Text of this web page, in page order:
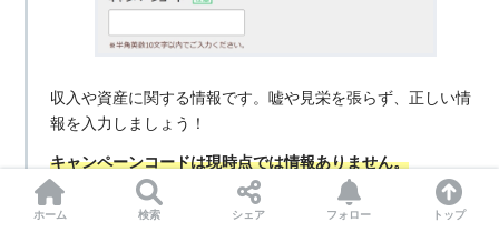
収入や資産に関する情報です。嘘や見栄を張らず、正しい情
報を入力しましょう！
キャンペーンコードは現時点では情報ありません。
ホーム 検索 シェア フォロー トップ